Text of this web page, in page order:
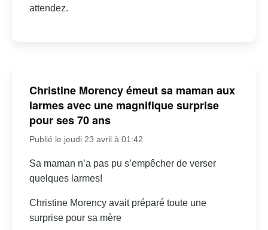
attendez.
Christine Morency émeut sa maman aux
larmes avec une magnifique surprise
pour ses 70 ans
Publié le jeudi 23 avril à 01:42
Sa maman n’a pas pu s’empêcher de verser
quelques larmes!
Christine Morency avait préparé toute une
surprise pour sa mère